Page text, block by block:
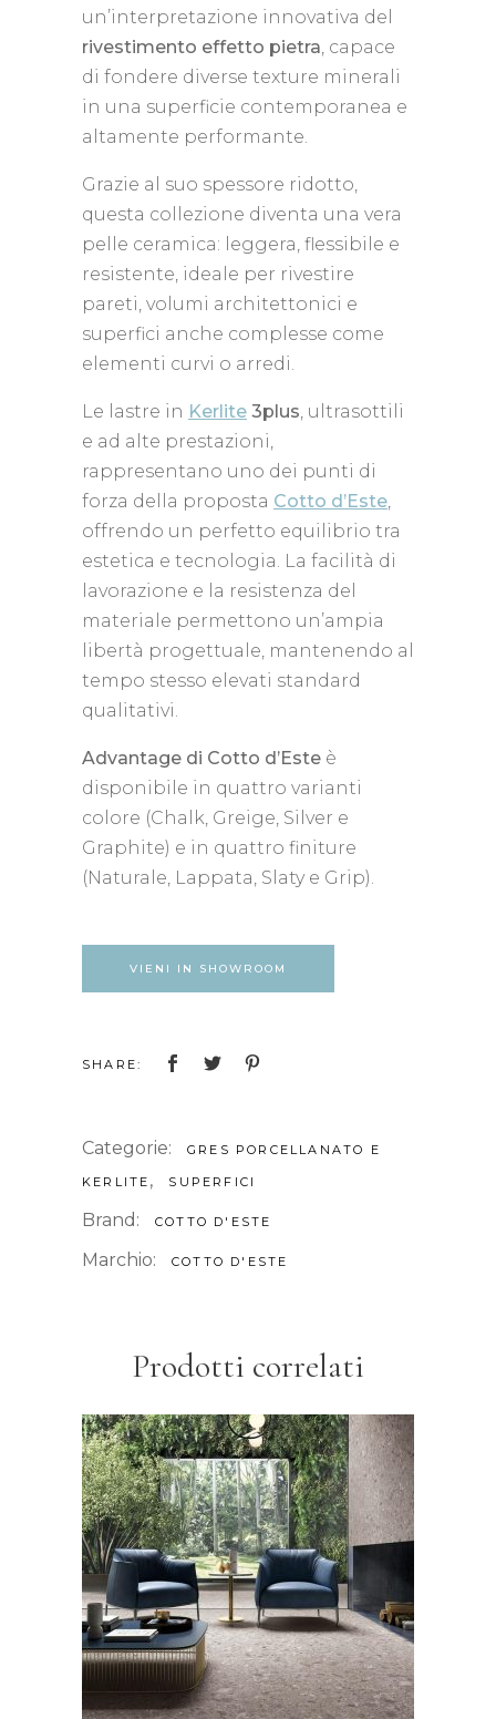
un’interpretazione innovativa del
rivestimento effetto pietra, capace
di fondere diverse texture minerali
in una superficie contemporanea e
altamente performante.
Grazie al suo spessore ridotto,
questa collezione diventa una vera
pelle ceramica: leggera, flessibile e
resistente, ideale per rivestire
pareti, volumi architettonici e
superfici anche complesse come
elementi curvi o arredi.
Le lastre in Kerlite 3plus, ultrasottili
e ad alte prestazioni,
rappresentano uno dei punti di
forza della proposta Cotto d’Este,
offrendo un perfetto equilibrio tra
estetica e tecnologia. La facilità di
lavorazione e la resistenza del
materiale permettono un’ampia
libertà progettuale, mantenendo al
tempo stesso elevati standard
qualitativi.
Advantage di Cotto d’Este è
disponibile in quattro varianti
colore (Chalk, Greige, Silver e
Graphite) e in quattro finiture
(Naturale, Lappata, Slaty e Grip).
VIENI IN SHOWROOM
SHARE:
Categorie: GRES PORCELLANATO E
KERLITE , SUPERFICI
Brand: COTTO D'ESTE
Marchio: COTTO D'ESTE
Prodotti correlati
Kerlite, pietra d’Iseo
LEGGI TUTTO